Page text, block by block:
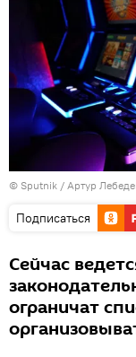
© Sputnik / Артур
Подписаться
Сейчас
ограничат